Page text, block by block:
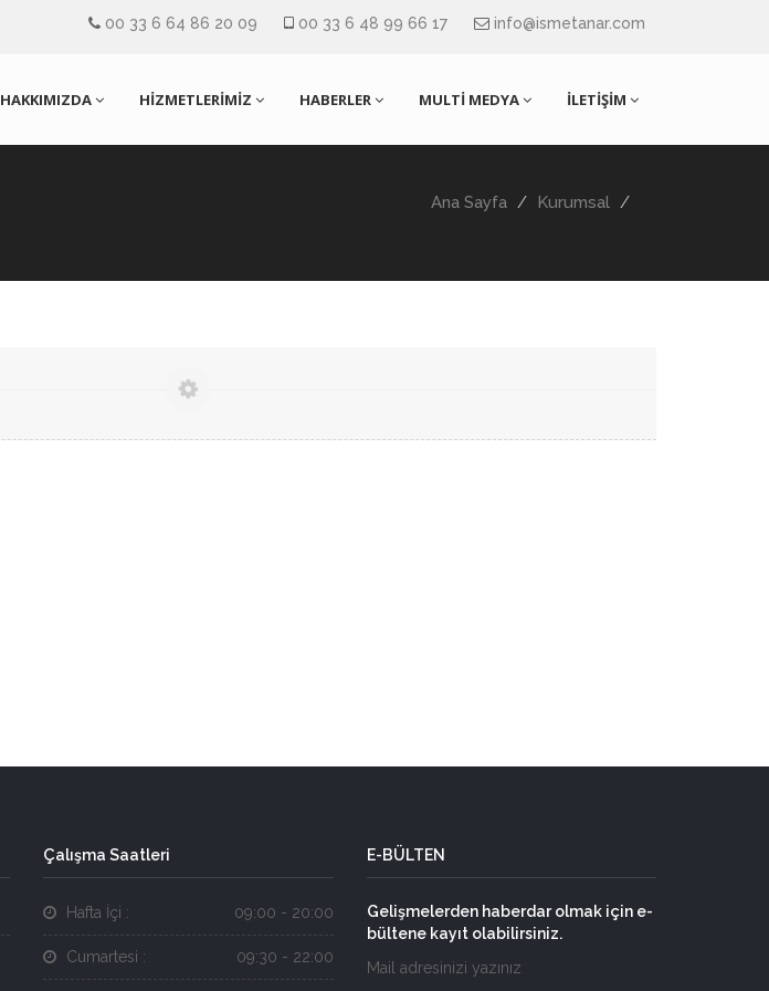
00 33 6 64 86 20 09 00 33 6 48 99 66 17 info@ismetanar.com
HAKKIMIZDA HİZMETLERİMİZ HABERLER MULTİ MEDYA İLETİŞİM
Ana Sayfa Kurumsal
Çalışma Saatleri
Hafta İçi : 09:00 - 20:00
Cumartesi : 09:30 - 22:00
E-BÜLTEN
Gelişmelerden haberdar olmak için e-
bültene kayıt olabilirsiniz.
Mail adresinizi yazınız